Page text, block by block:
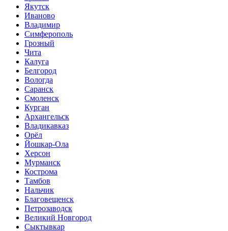
Якутск
Иваново
Владимир
Симферополь
Грозный
Чита
Калуга
Белгород
Вологда
Саранск
Смоленск
Курган
Архангельск
Владикавказ
Орёл
Йошкар-Ола
Херсон
Мурманск
Кострома
Тамбов
Нальчик
Благовещенск
Петрозаводск
Великий Новгород
Сыктывкар